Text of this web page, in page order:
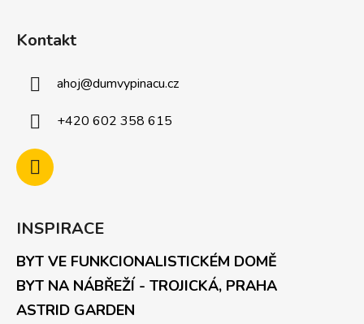
Kontakt
ahoj@dumvypinacu.cz
+420 602 358 615
INSPIRACE
BYT VE FUNKCIONALISTICKÉM DOMĚ
BYT NA NÁBŘEŽÍ - TROJICKÁ, PRAHA
ASTRID GARDEN